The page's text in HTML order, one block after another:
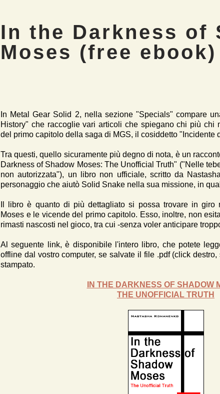
In the Darkness of
Moses (free ebook)
In Metal Gear Solid 2, nella sezione "Specials" compare
History" che raccoglie vari articoli che spiegano chi più chi
del primo capitolo della saga di MGS, il cosiddetto "Incidente
Tra questi, quello sicuramente più degno di nota, è un
Darkness of Shadow Moses: The Unofficial Truth" ("Nelle
non autorizzata"), un libro non ufficiale, scritto da
personaggio che aiutò Solid Snake nella sua missione, in
Il libro è quanto di più dettagliato si possa trovare in giro
Moses e le vicende del primo capitolo. Esso, inoltre, non
rimasti nascosti nel gioco, tra cui -senza voler anticipare
Al seguente link, è disponibile l'intero libro, che potete
offline dal vostro computer, se salvate il file .pdf (click
stampato.
IN THE DARKNESS OF SHADOW
THE UNOFFICIAL TRUTH